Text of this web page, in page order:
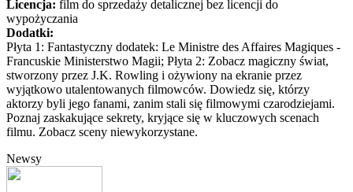
Licencja: film do sprzedaży detalicznej bez licencji do
wypożyczania
Dodatki:
Płyta 1: Fantastyczny dodatek: Le Ministre des Affaires Magiques -
Francuskie Ministerstwo Magii; Płyta 2: Zobacz magiczny świat,
stworzony przez J.K. Rowling i ożywiony na ekranie przez
wyjątkowo utalentowanych filmowców. Dowiedz się, którzy
aktorzy byli jego fanami, zanim stali się filmowymi czarodziejami.
Poznaj zaskakujące sekrety, kryjące się w kluczowych scenach
filmu. Zobacz sceny niewykorzystane.
Newsy